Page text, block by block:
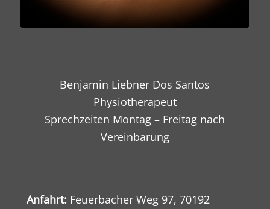
Benjamin Liebner Dos Santos
Physiotherapeut
Sprechzeiten Montag – Freitag nach
Vereinbarung
Anfahrt: Feuerbacher Weg 97, 70192